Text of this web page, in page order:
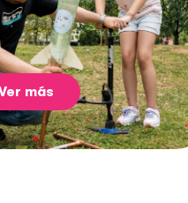
más